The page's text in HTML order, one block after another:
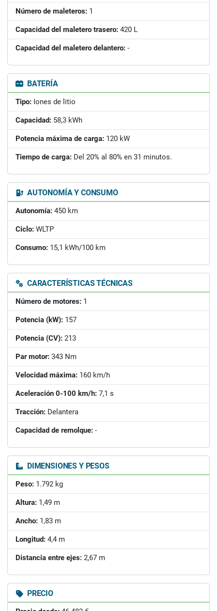
Número de maleteros: 1
Capacidad del maletero trasero: 420 L
Capacidad del maletero delantero: -
BATERÍA
Tipo: Iones de litio
Capacidad: 58,3 kWh
Potencia máxima de carga: 120 kW
Tiempo de carga: Del 20% al 80% en 31 minutos.
AUTONOMÍA Y CONSUMO
Autonomía: 450 km
Ciclo: WLTP
Consumo: 15,1 kWh/100 km
CARACTERÍSTICAS TÉCNICAS
Número de motores: 1
Potencia (kW): 157
Potencia (CV): 213
Par motor: 343 Nm
Velocidad máxima: 160 km/h
Aceleración 0-100 km/h: 7,1 s
Tracción: Delantera
Capacidad de remolque: -
DIMENSIONES Y PESOS
Peso: 1.792 kg
Altura: 1,49 m
Ancho: 1,83 m
Longitud: 4,4 m
Distancia entre ejes: 2,67 m
PRECIO